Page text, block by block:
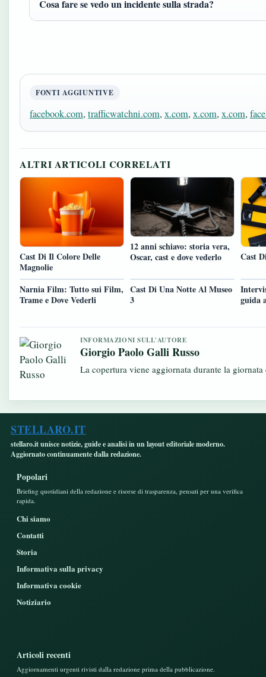
Cosa fare se vedo un incidente sulla strada?
FONTI AGGIUNTIVE
facebook.com, trafficwatchni.com, x.com, x.com, x.com,
ALTRI ARTICOLI CORRELATI
Cast Di Il Colore Delle
Magnolie
12 anni schiavo: storia vera,
Oscar, cast e dove vederlo
Cast
Narnia Film: Tutto sui Film,
Trame e Dove Vederli
Cast Di Una Notte Al Museo
3
guida
INFORMAZIONI SULL'AUTORE
Giorgio Paolo Galli Russo
La copertura viene aggiornata durante la
STELLARO.IT
stellaro.it unisce notizie, guide e analisi in un layout editoriale moderno.
Aggiornato continuamente dalla redazione.
Popolari
Briefing quotidiani della redazione e risorse di trasparenza, pensati per una verifica
rapida.
Chi siamo
Contatti
Storia
Informativa sulla privacy
Informativa cookie
Notiziario
Articoli recenti
Aggiornamenti urgenti rivisti dalla redazione prima della pubblicazione.